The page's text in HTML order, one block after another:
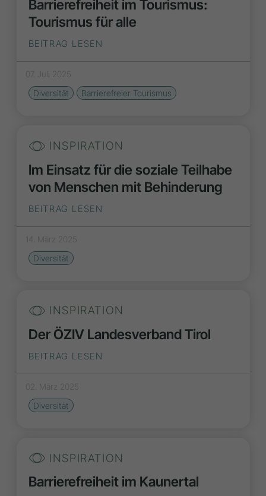
Barrierefreiheit im Tourismus:
Tourismus für alle
BEITRAG LESEN
07. Juli 2025
Diversität
Barrierefreier Tourismus
INSPIRATION
Im Einsatz für die soziale Teilhabe
von Menschen mit Behinderung
BEITRAG LESEN
14. März 2025
Diversität
INSPIRATION
Der ÖZIV Landesverband Tirol
BEITRAG LESEN
02. März 2025
Diversität
INSPIRATION
Barrierefreiheit im Kaunertal